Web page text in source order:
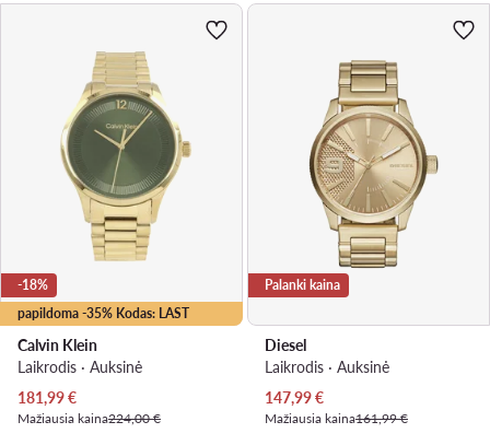
papildoma -35% Kodas: LAST
-18%
Calvin Klein
Laikrodis · Auksinė
Dabartinė kaina
181,99€
Mažiausia kaina224,00 €
Palanki kaina
Diesel
Laikrodis · Auksinė
Dabartinė kaina
147,99€
Mažiausia kaina161,99 €